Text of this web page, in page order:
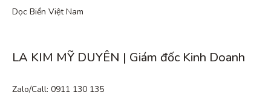
Dọc Biển Việt Nam
LA KIM MỸ DUYÊN | Giám đốc Kinh Doanh
Zalo/Call: 0911 130 135